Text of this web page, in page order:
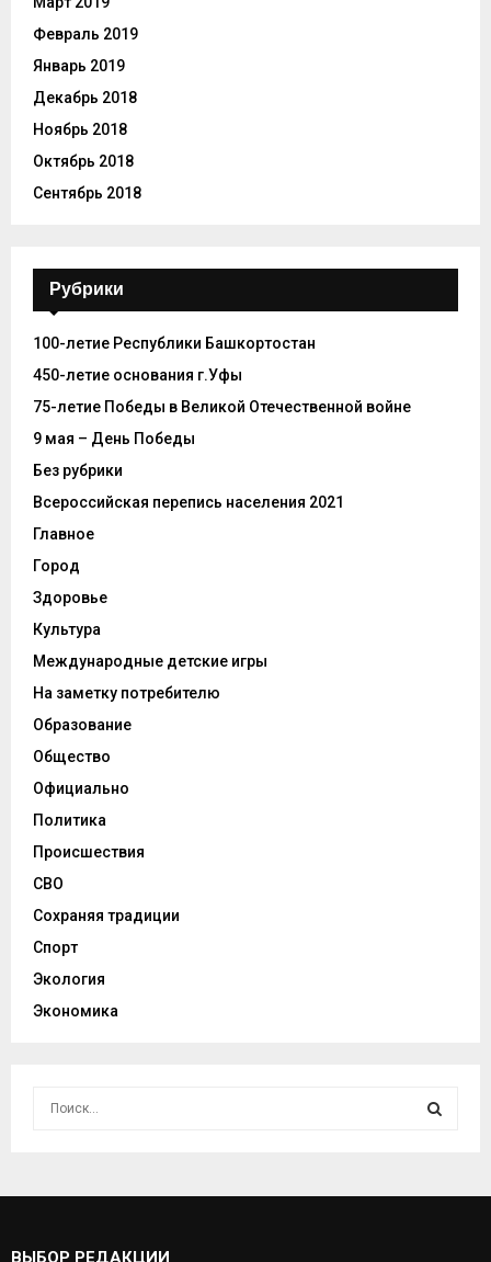
Февраль 2019
Январь 2019
Декабрь 2018
Ноябрь 2018
Октябрь 2018
Сентябрь 2018
Рубрики
100-летие Республики Башкортостан
450-летие основания г.Уфы
75-летие Победы в Великой Отечественной войне
9 мая – День Победы
Без рубрики
Всероссийская перепись населения 2021
Главное
Город
Здоровье
Культура
Международные детские игры
На заметку потребителю
Образование
Общество
Официально
Политика
Происшествия
СВО
Сохраняя традиции
Спорт
Экология
Экономика
С
ВЫБОР РЕДАКЦИИ